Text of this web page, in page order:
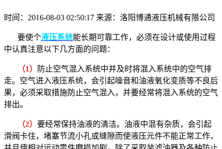
时间：2016-08-03 02:50:17 来源：洛阳博通液压机械有限公司
要使个液压系统能长期可靠工作，必须在设计或使用过程
中认真注意以下几方面的问题：
（1）
防止空气混入系统中并及时将混入系统中的空气排
走。空气进入液压系统，会引起噪音和油液氧化变质等不良后
果，必须采取措施防止空气混入，并要经常将混入系统的空气
排出。
（2） 要经常保持油液的清洁。油液中混有杂质，会引起
滑阀卡住，堵塞节流小孔或缝隙而使液压元件不能正常工作，